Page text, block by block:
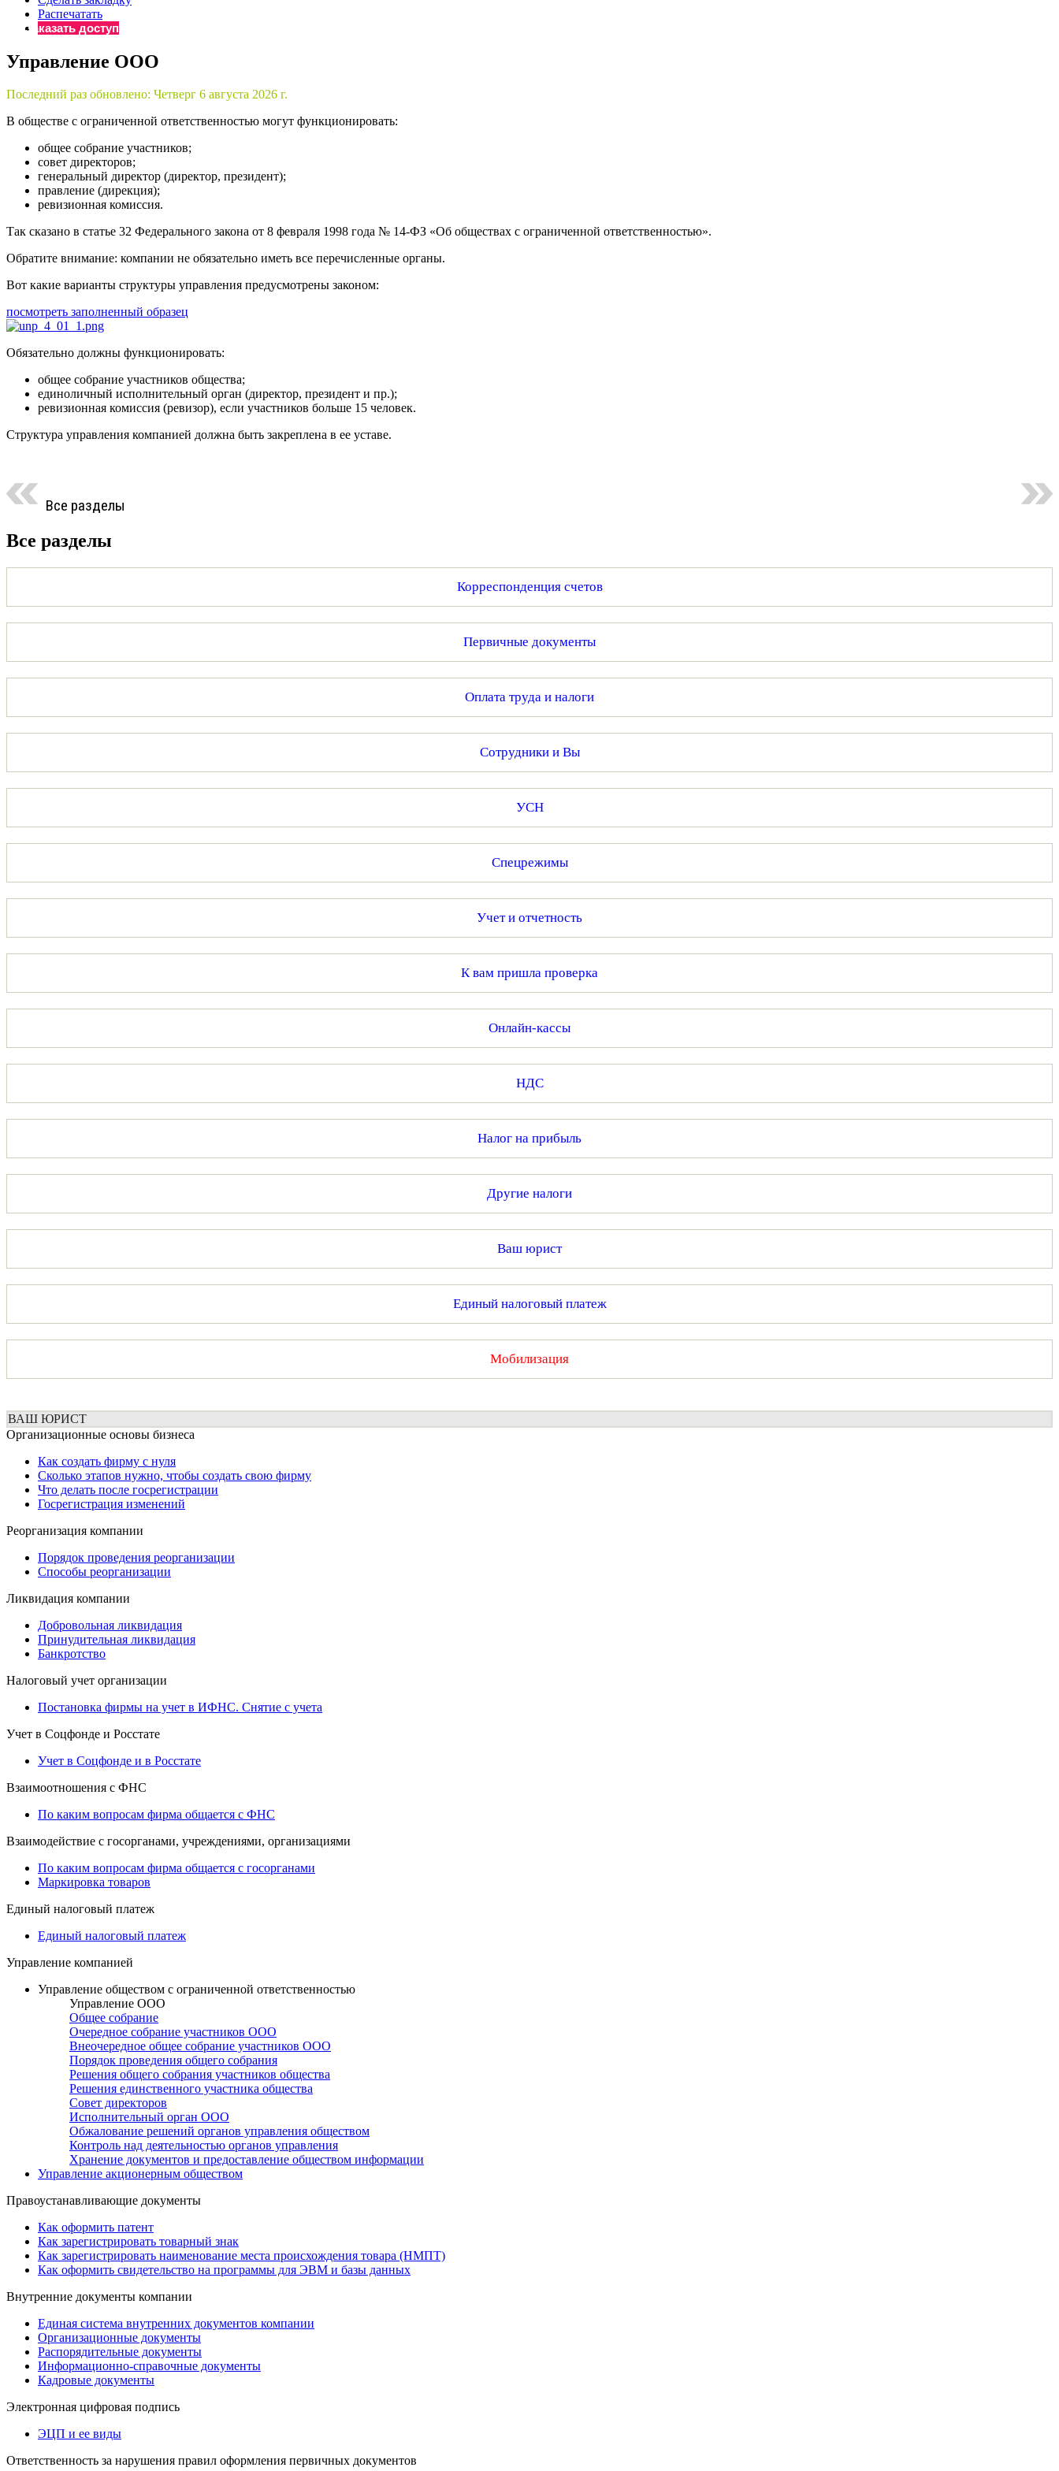
Онлайн-сервисы «Учетная политика» и «Алгоритмы для бухгалтера»
Просто заполните форму, и мы вышлем вам на почту письмо с льготным счетом.
Распечатать
Заказать доступ
Управление ООО
Последний раз обновлено: Четверг 6 августа 2026 г.
В обществе с ограниченной ответственностью могут функционировать:
общее собрание участников;
совет директоров;
генеральный директор (директор, президент);
правление (дирекция);
ревизионная комиссия.
Так сказано в статье 32 Федерального закона от 8 февраля 1998 года № 14-ФЗ «Об обществах с ограниченной ответственностью».
Обратите внимание: компании не обязательно иметь все перечисленные органы.
Вот какие варианты структуры управления предусмотрены законом:
посмотреть заполненный образец
Обязательно должны функционировать:
общее собрание участников общества;
единоличный исполнительный орган (директор, президент и пр.);
ревизионная комиссия (ревизор), если участников больше 15 человек.
Структура управления компанией должна быть закреплена в ее уставе.
Все разделы
Все разделы
Корреспонденция счетов
Первичные документы
Оплата труда и налоги
Сотрудники и Вы
УСН
Спецрежимы
Учет и отчетность
К вам пришла проверка
Онлайн-кассы
НДС
Налог на прибыль
Другие налоги
Ваш юрист
Единый налоговый платеж
Мобилизация
ВАШ ЮРИСТ
Организационные основы бизнеса
Как создать фирму с нуля
Сколько этапов нужно, чтобы создать свою фирму
Что делать после госрегистрации
Госрегистрация изменений
Реорганизация компании
Порядок проведения реорганизации
Способы реорганизации
Ликвидация компании
Добровольная ликвидация
Принудительная ликвидация
Банкротство
Налоговый учет организации
Постановка фирмы на учет в ИФНС. Снятие с учета
Учет в Соцфонде и Росстате
Учет в Соцфонде и в Росстате
Взаимоотношения с ФНС
По каким вопросам фирма общается с ФНС
Взаимодействие с госорганами, учреждениями, организациями
По каким вопросам фирма общается с госорганами
Маркировка товаров
Единый налоговый платеж
Единый налоговый платеж
Управление компанией
Управление обществом с ограниченной ответственностью
Управление ООО
Общее собрание
Очередное собрание участников ООО
Внеочередное общее собрание участников ООО
Порядок проведения общего собрания
Решения общего собрания участников общества
Решения единственного участника общества
Совет директоров
Исполнительный орган ООО
Обжалование решений органов управления обществом
Контроль над деятельностью органов управления
Хранение документов и предоставление обществом информации
Управление акционерным обществом
Правоустанавливающие документы
Как оформить патент
Как зарегистрировать товарный знак
Как зарегистрировать наименование места происхождения товара (НМПТ)
Как оформить свидетельство на программы для ЭВМ и базы данных
Внутренние документы компании
Единая система внутренних документов компании
Организационные документы
Распорядительные документы
Информационно-справочные документы
Кадровые документы
Электронная цифровая подпись
ЭЦП и ее виды
Ответственность за нарушения правил оформления первичных документов